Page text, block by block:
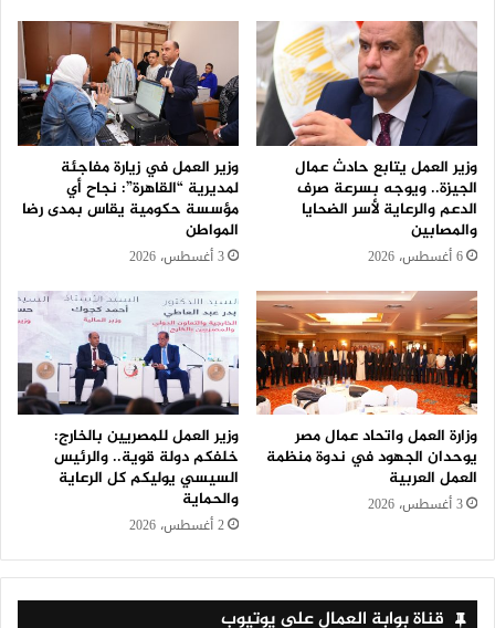
وزير العمل يتابع حادث عمال
الجيزة.. ويوجه بسرعة صرف
الدعم والرعاية لأسر الضحايا
والمصابين
6 أغسطس، 2026
وزير العمل في زيارة مفاجئة
لمديرية “القاهرة”: نجاح أي
مؤسسة حكومية يقاس بمدى رضا
المواطن
3 أغسطس، 2026
وزارة العمل واتحاد عمال مصر
يوحدان الجهود في ندوة منظمة
العمل العربية
3 أغسطس، 2026
وزير العمل للمصريين بالخارج:
خلفكم دولة قوية.. والرئيس
السيسي يوليكم كل الرعاية
والحماية
2 أغسطس، 2026
قناة بوابة العمال على يوتيوب